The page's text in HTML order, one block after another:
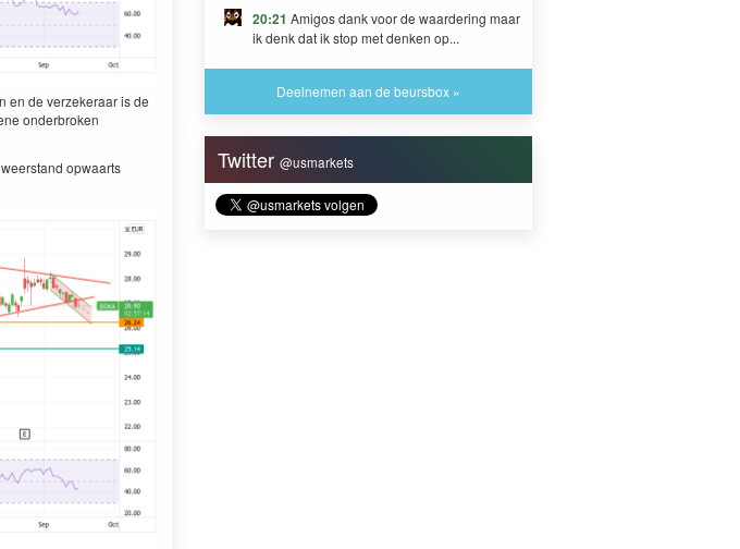
en de verzekeraar is de
onderbroken
opwaarts
20:21 Amigos dank voor de waardering maar
ik denk dat ik stop met denken op...
Deelnemen aan de beursbox »
Twitter@usmarkets